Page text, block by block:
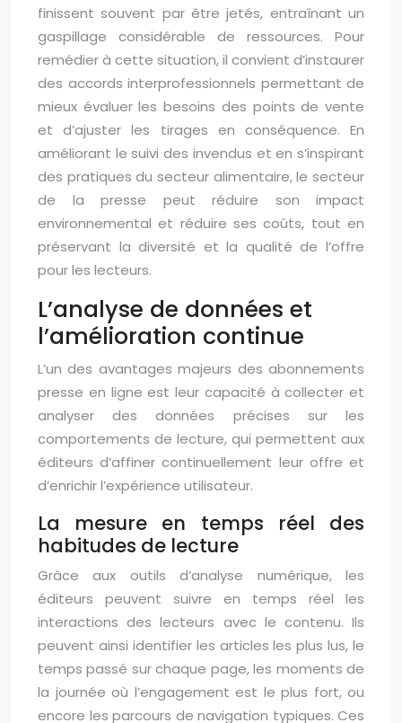
finissent souvent par être jetés, entraînant un
gaspillage considérable de ressources. Pour
remédier à cette situation, il convient d’instaurer
des accords interprofessionnels permettant de
mieux évaluer les besoins des points de vente
et d’ajuster les tirages en conséquence. En
améliorant le suivi des invendus et en s’inspirant
des pratiques du secteur alimentaire, le secteur
de la presse peut réduire son impact
environnemental et réduire ses coûts, tout en
préservant la diversité et la qualité de l’offre
pour les lecteurs.
L’analyse de données et
l’amélioration continue
L’un des avantages majeurs des abonnements
presse en ligne est leur capacité à collecter et
analyser des données précises sur les
comportements de lecture, qui permettent aux
éditeurs d’affiner continuellement leur offre et
d’enrichir l’expérience utilisateur.
La mesure en temps réel des
habitudes de lecture
Grâce aux outils d’analyse numérique, les
éditeurs peuvent suivre en temps réel les
interactions des lecteurs avec le contenu. Ils
peuvent ainsi identifier les articles les plus lus, le
temps passé sur chaque page, les moments de
la journée où l’engagement est le plus fort, ou
encore les parcours de navigation typiques. Ces